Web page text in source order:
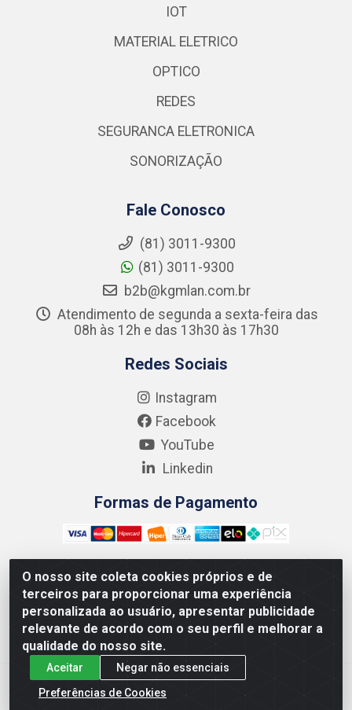
O nosso site coleta cookies próprios e de
terceiros para proporcionar uma experiência
personalizada ao usuário, apresentar publicidade
relevante de acordo com o seu perfil e melhorar a
qualidade do nosso site.
Aceitar
Negar não essenciais
Preferências de Cookies
IOT
MATERIAL ELETRICO
OPTICO
REDES
SEGURANCA ELETRONICA
SONORIZAÇÃO
Fale Conosco
(81) 3011-9300
(81) 3011-9300
b2b@kgmlan.com.br
Atendimento de segunda a sexta-feira das
08h às 12h e das 13h30 às 17h30
Redes Sociais
Instagram
Facebook
YouTube
Linkedin
Formas de Pagamento
Kgmlan Distribuidora LTDA - CNPJ 18.217.682/0001-54 -
Rua Pedro de Barros Cavalcante, 58 - Bultrins, Olinda/PE
- CEP 53320-110